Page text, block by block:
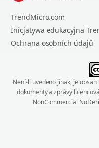
TrendMicro.com
Inicjatywa edukacyjna
Ochrana osobních údajů
Není-li uvedeno jinak, je
dokumenty a zprávy
NonCommercial